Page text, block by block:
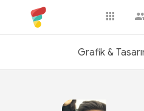
Grafik &